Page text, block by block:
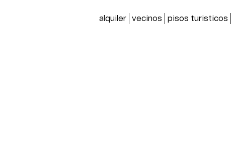
alquiler vecinos pisos turisticos